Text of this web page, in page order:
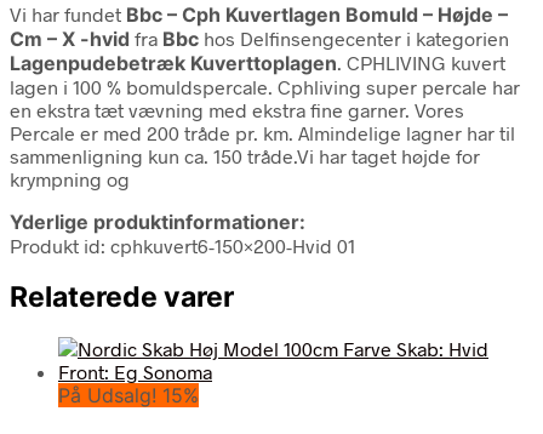
Vi har fundet Bbc – Cph Kuvertlagen Bomuld – Højde –
Cm – X -hvid fra Bbc hos Delfinsengecenter i kategorien
Lagenpudebetræk Kuverttoplagen. CPHLIVING kuvert
lagen i 100 % bomuldspercale. Cphliving super percale har
en ekstra tæt vævning med ekstra fine garner. Vores
Percale er med 200 tråde pr. km. Almindelige lagner har til
sammenligning kun ca. 150 tråde.Vi har taget højde for
krympning og
Yderlige produktinformationer:
Produkt id: cphkuvert6-150×200-Hvid 01
Relaterede varer
På Udsalg! 15%